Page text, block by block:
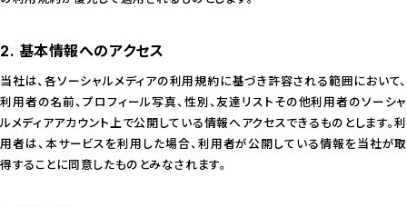
2. 基本情報へのアクセス
当社は、各ソーシャルメディアの利用規約に基づき許容される範囲において、
利用者の名前、プロフィール写真、性別、友達リストその他利用者のソーシャ
ルメディアアカウント上で公開している情報へアクセスできるものとします。利
用者は、本サービスを利用した場合、利用者が公開している情報を当社が取
得することに同意したものとみなされます。